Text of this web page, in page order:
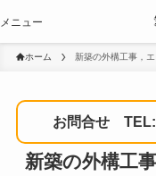
ホーム 新築の外構工事，
お問合せ TEL:
新築の外構工